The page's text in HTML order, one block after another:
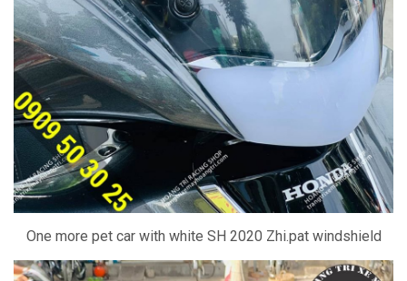
One more pet car with white SH 2020 Zhi.pat windshield